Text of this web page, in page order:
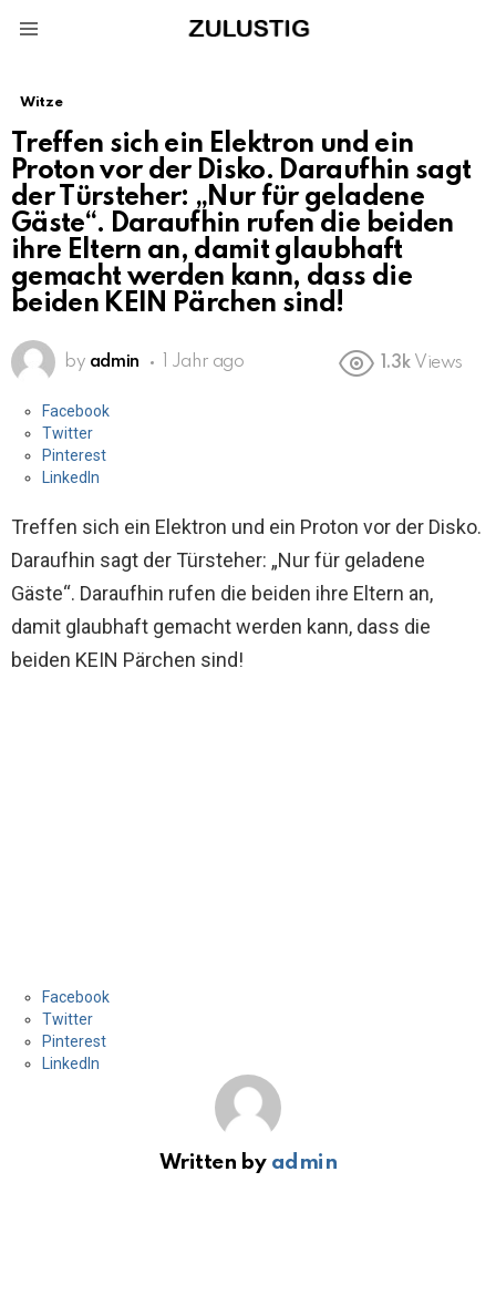
Witze
Treffen sich ein Elektron und ein
Proton vor der Disko. Daraufhin sagt
der Türsteher: „Nur für geladene
Gäste“. Daraufhin rufen die beiden
ihre Eltern an, damit glaubhaft
gemacht werden kann, dass die
beiden KEIN Pärchen sind!
by admin 1 Jahr ago 1.3k Views
Facebook
Twitter
Pinterest
LinkedIn
Treffen sich ein Elektron und ein Proton vor der Disko.
Daraufhin sagt der Türsteher: „Nur für geladene
Gäste“. Daraufhin rufen die beiden ihre Eltern an,
damit glaubhaft gemacht werden kann, dass die
beiden KEIN Pärchen sind!
Facebook
Twitter
Pinterest
LinkedIn
Written by admin